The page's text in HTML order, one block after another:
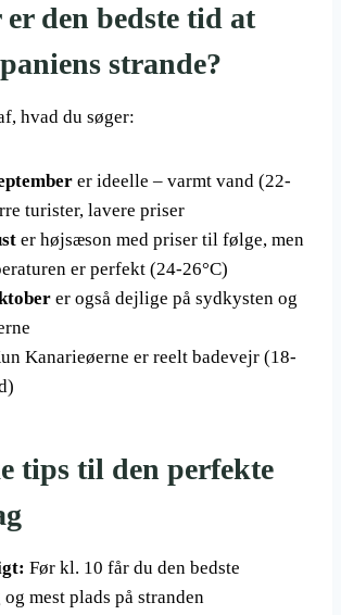
den bedste tid at
strande?
hvad du søger:
er ideelle – varmt vand (22-
turister, lavere priser
er højsæson med priser til følge, men
er perfekt (24-26°C)
er også dejlige på sydkysten og
Kanarieøerne er reelt badevejr (18-
tips til den perfekte
Før kl. 10 får du den bedste
mest plads på stranden